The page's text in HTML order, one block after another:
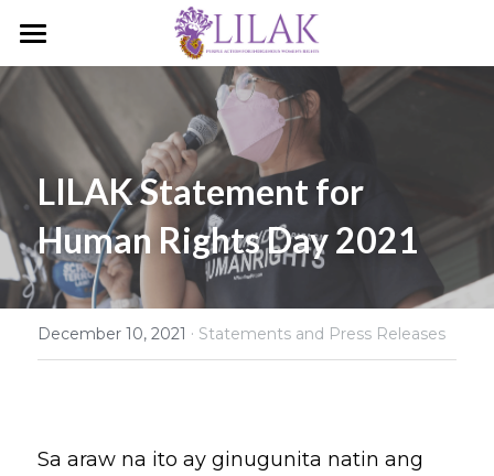
Home
Our Story
Our People
Programs & Campaigns
Take a Stand
LILAK Press
LILAK Statement for
Human Rights Day 2021
December 10, 2021 · Statements and Press Releases
Sa araw na ito ay ginugunita natin ang